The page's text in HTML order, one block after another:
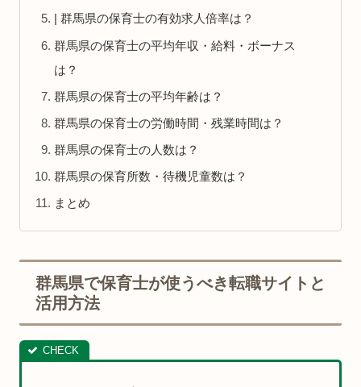
| 群馬県の保育士の有効求人倍率は？
群馬県の保育士の平均年収・給料・ボーナス
は？
群馬県の保育士の平均年齢は？
群馬県の保育士の労働時間・残業時間は？
群馬県の保育士の人数は？
群馬県の保育所数・待機児童数は？
まとめ
群馬県で保育士が使うべき転職サイトと
活用方法